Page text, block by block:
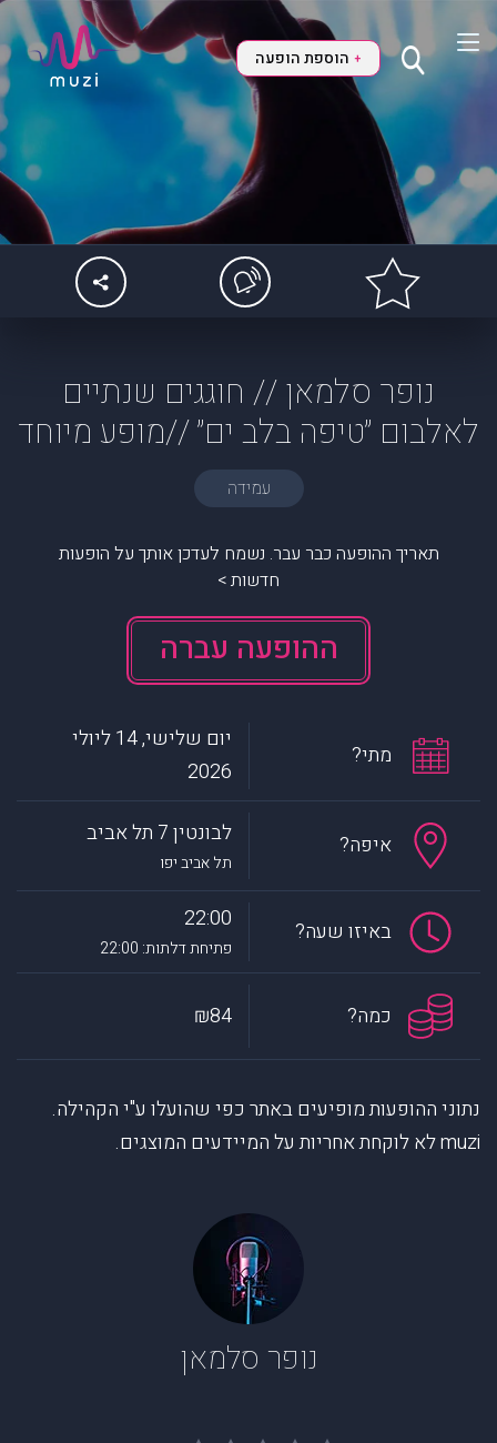
+ הוספת הופעה
נופר סלמאן // חוגגים שנתיים
לאלבום ״טיפה בלב ים״ //מופע מיוחד
עמידה
תאריך ההופעה כבר עבר. נשמח לעדכן אותך על הופעות
חדשות >
ההופעה עברה
מתי?
יום שלישי, 14 ליולי
2026
איפה? לבונטין 7 תל אביב
תל אביב יפו
באיזו שעה? 22:00
פתיחת דלתות: 22:00
כמה? ₪84
נתוני ההופעות מופיעים באתר כפי שהועלו ע"י הקהילה.
muzi לא לוקחת אחריות על המיידעים המוצגים.
נופר סלמאן